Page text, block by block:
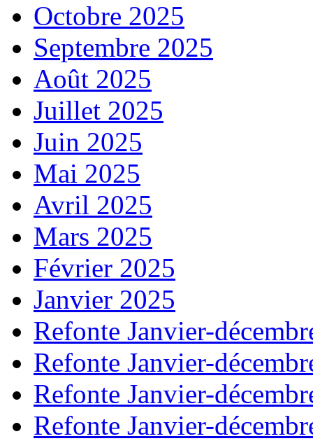
Octobre 2025
Septembre 2025
Août 2025
Juillet 2025
Juin 2025
Mai 2025
Avril 2025
Mars 2025
Février 2025
Janvier 2025
Refonte Janvier-
Refonte Janvier-
Refonte Janvier-
Refonte Janvier-